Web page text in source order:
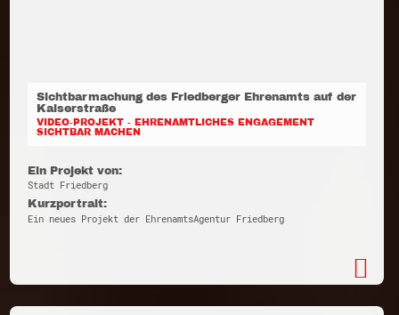
Sichtbarmachung des Friedberger Ehrenamts auf der
Kaiserstraße
VIDEO-PROJEKT - EHRENAMTLICHES ENGAGEMENT
SICHTBAR MACHEN
Ein Projekt von:
Stadt Friedberg
Kurzportrait:
Ein neues Projekt der EhrenamtsAgentur Friedberg